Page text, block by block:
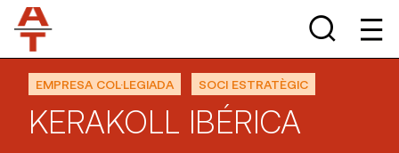
EMPRESA COL·LEGIADA SOCI ESTRATÈGIC
KERAKOLL IBÉRICA